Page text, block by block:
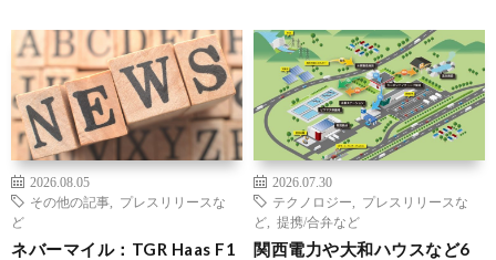
2026.08.05
その他の記事
プレスリリースな
ど
ネバーマイル：TGR Haas F1
2026.07.30
テクノロジー
プレスリリースな
ど
提携/合弁など
関西電力や大和ハウスなど6